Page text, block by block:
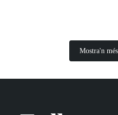
Mostra'n